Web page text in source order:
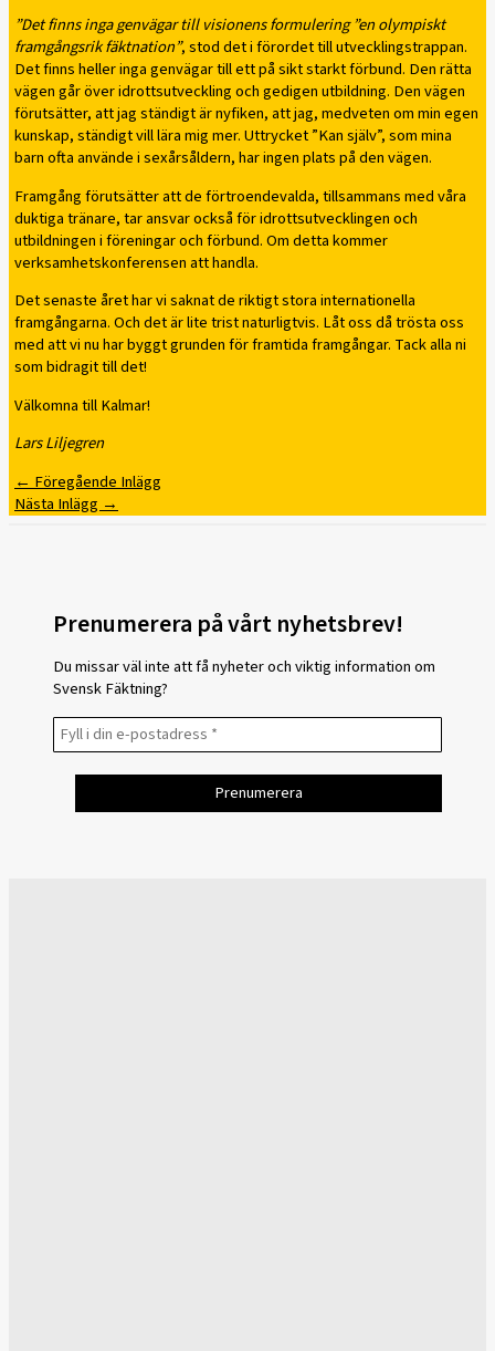
”Det finns inga genvägar till visionens formulering ”en olympiskt
framgångsrik fäktnation”, stod det i förordet till utvecklingstrappan.
Det finns heller inga genvägar till ett på sikt starkt förbund. Den rätta
vägen går över idrottsutveckling och gedigen utbildning. Den vägen
förutsätter, att jag ständigt är nyfiken, att jag, medveten om min egen
kunskap, ständigt vill lära mig mer. Uttrycket ”Kan själv”, som mina
barn ofta använde i sexårsåldern, har ingen plats på den vägen.
Framgång förutsätter att de förtroendevalda, tillsammans med våra
duktiga tränare, tar ansvar också för idrottsutvecklingen och
utbildningen i föreningar och förbund. Om detta kommer
verksamhetskonferensen att handla.
Det senaste året har vi saknat de riktigt stora internationella
framgångarna. Och det är lite trist naturligtvis. Låt oss då trösta oss
med att vi nu har byggt grunden för framtida framgångar. Tack alla ni
som bidragit till det!
Välkomna till Kalmar!
Lars Liljegren
← Föregående Inlägg
Nästa Inlägg →
Prenumerera på vårt nyhetsbrev!
Du missar väl inte att få nyheter och viktig information om
Svensk Fäktning?